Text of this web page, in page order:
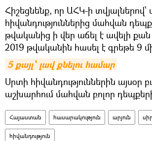
Հիշեցնենք, որ ԱՀԿ-ի
հիվանդություններից մահվան
թվականից ի վեր աճել է ավելի քան
2019 թվականին հասել է գրեթե 9
5 քայլ՝ լավ քնելու համար
Սրտի հիվանդություններին այսօր
աշխարհում մահվան բոլոր
Հայաստան հասարակություն արյուն
հիվանդություն